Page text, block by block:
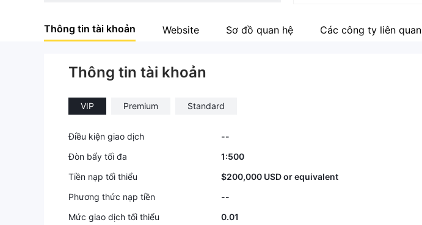
7
8
9
Tên công ty
Thông tin tài khoản Website Sơ đồ quan hệ Các công ty liên quan
Thông tin tài khoản
VIP Premium Standard
Điều kiện giao dịch --
Đòn bẩy tối đa
1:500
Tiền nạp tối thiểu
$200,000 USD or equivalent
Phương thức nạp tiền
--
Mức giao dịch tối thiểu
0.01